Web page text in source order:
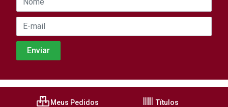
Meus Pedidos Títulos